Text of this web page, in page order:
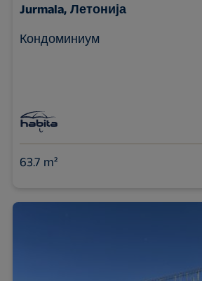
Jurmala, Летонија
Кондоминиум
63.7 m²